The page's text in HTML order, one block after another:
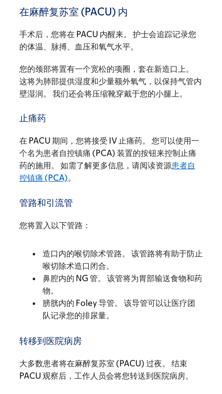
在麻醉复苏室 (PACU) 内
手术后，您将在 PACU 内醒来。 护士会追踪记录您
的体温、脉搏、血压和氧气水平。
您的颈部将置有一个宽松的项圈，套在新造口上。
这将为肺部提供湿度和少量额外氧气，以保持气管内
壁湿润。 我们还会将压缩靴穿戴于您的小腿上。
止痛药
在 PACU 期间，您将接受 IV 止痛药。 您可以使用一
个名为患者自控镇痛 (PCA) 装置的按钮来控制止痛
药的施用。 如需了解更多信息，请阅读资源患者自
控镇痛 (PCA)。
管路和引流管
您将置入以下管路：
造口内的喉切除术管路。 该管路将有助于防止
喉切除术造口闭合。
鼻腔内的 NG 管。 该管将为胃部输送食物和药
物。
膀胱内的 Foley 导管。 该导管可以让医疗团
队记录您的排尿量。
转移到医院病房
大多数患者将在麻醉复苏室 (PACU) 过夜。 结束
PACU 观察后，工作人员会将您转送到医院病房。